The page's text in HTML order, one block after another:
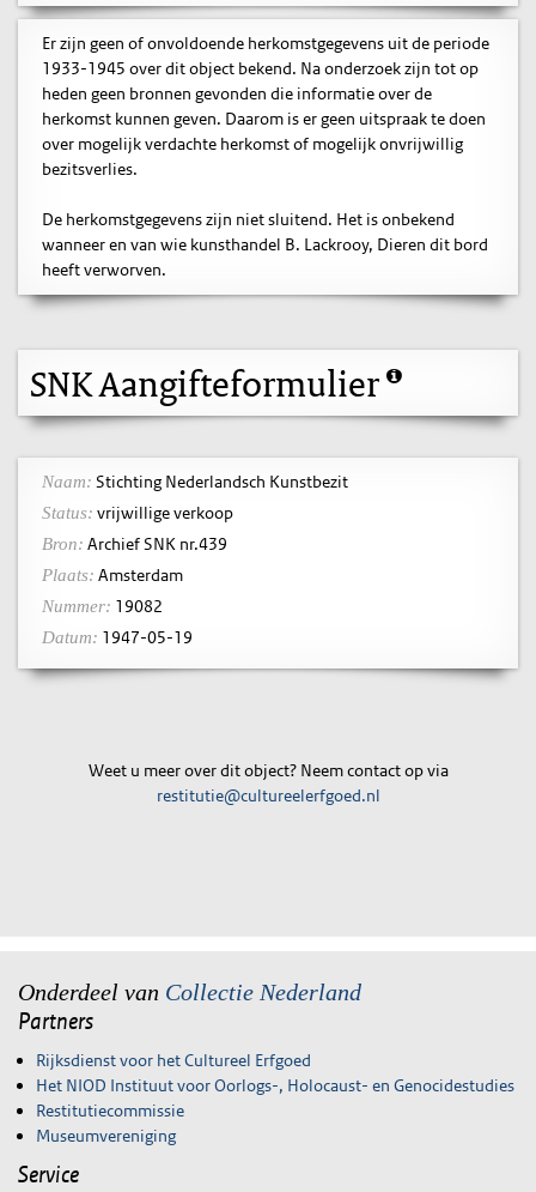
Er zijn geen of onvoldoende herkomstgegevens uit de periode
1933-1945 over dit object bekend. Na onderzoek zijn tot op
heden geen bronnen gevonden die informatie over de
herkomst kunnen geven. Daarom is er geen uitspraak te doen
over mogelijk verdachte herkomst of mogelijk onvrijwillig
bezitsverlies.
De herkomstgegevens zijn niet sluitend. Het is onbekend
wanneer en van wie kunsthandel B. Lackrooy, Dieren dit bord
heeft verworven.
SNK Aangifteformulier
Naam: Stichting Nederlandsch Kunstbezit
Status: vrijwillige verkoop
Bron: Archief SNK nr.439
Plaats: Amsterdam
Nummer: 19082
Datum: 1947-05-19
Weet u meer over dit object? Neem contact op via
restitutie@cultureelerfgoed.nl
Onderdeel van Collectie Nederland
Partners
Rijksdienst voor het Cultureel Erfgoed
Het NIOD Instituut voor Oorlogs-, Holocaust- en Genocidestudies
Restitutiecommissie
Museumvereniging
Service